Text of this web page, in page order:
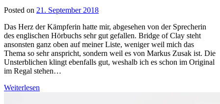
Posted on 21. September 2018
Das Herz der Kämpferin hatte mir, abgesehen von der Sprecherin
des englischen Hörbuchs sehr gut gefallen. Bridge of Clay steht
ansonsten ganz oben auf meiner Liste, weniger weil mich das
Thema so sehr anspricht, sondern weil es von Markus Zusak ist. Die
Unsterblichen klingt ebenfalls gut, weshalb ich es schon im Original
im Regal stehen…
Weiterlesen